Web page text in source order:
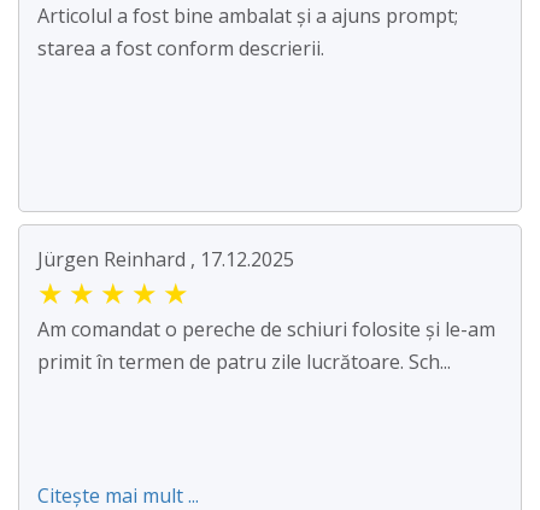
Articolul a fost bine ambalat și a ajuns prompt;
starea a fost conform descrierii.
Jürgen Reinhard , 17.12.2025
★ ★ ★ ★ ★
Am comandat o pereche de schiuri folosite și le-am
primit în termen de patru zile lucrătoare. Sch...
Citește mai mult ...